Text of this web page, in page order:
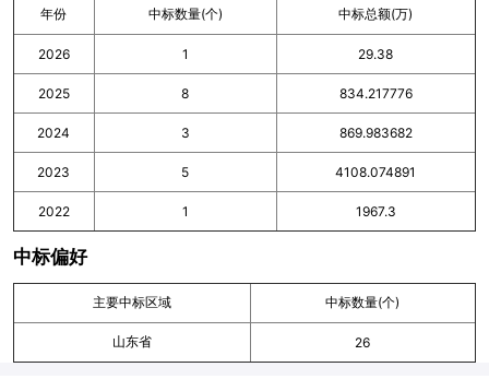
年份 中标数量(个) 中标总额(万)
2026 1 29.38
2025 8 834.217776
2024 3 869.983682
2023 5 4108.074891
2022 1 1967.3
中标偏好
主要中标区域 中标数量(个)
山东省 26